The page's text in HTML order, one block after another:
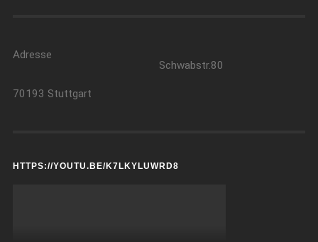
Adresse
Schwabstr.80
70193 Stuttgart
HTTPS://YOUTU.BE/K7LKYLUWRD8